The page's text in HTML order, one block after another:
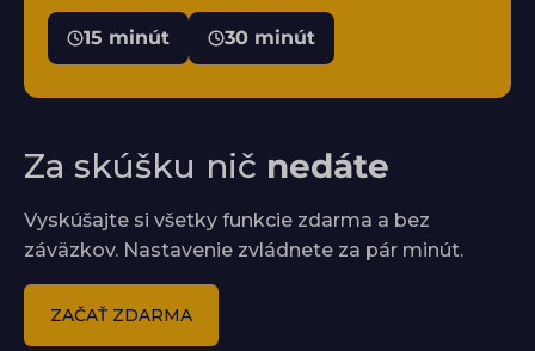
15 minút 30 minút
Za skúšku nič nedáte
Vyskúšajte si všetky funkcie zdarma a bez
záväzkov. Nastavenie zvládnete za pár minút.
ZAČAŤ ZDARMA